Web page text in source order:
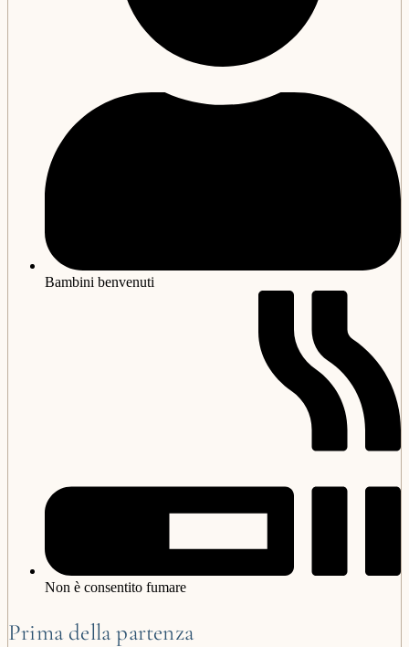
Bambini benvenuti
Non è consentito fumare
Prima della partenza